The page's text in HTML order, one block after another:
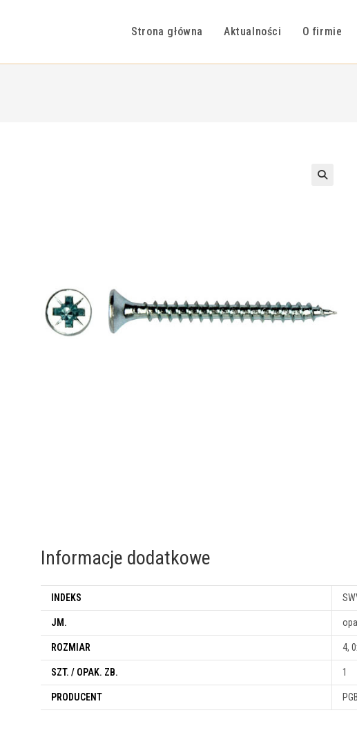
Strona główna Aktualności O firmie
Informacje dodatkowe
INDEKS
JM.
ROZMIAR 4,
SZT. / OPAK. ZB. 1
PRODUCENT PGB